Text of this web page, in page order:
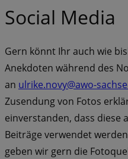
Social Media
Gern könnt Ihr auch wie
Anekdoten während des
an ulrike.novy@awo-
Zusendung von Fotos
einverstanden, dass diese
Beiträge verwendet
geben wir gern die